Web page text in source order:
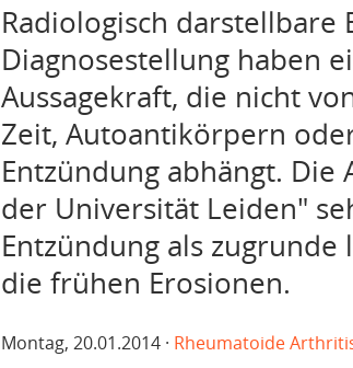
Radiologisch darstellbare
Diagnosestellung haben
Aussagekraft, die nicht
Zeit, Autoantikörpern
Entzündung abhängt. Die
der Universität Leiden"
Entzündung als
die frühen Erosionen.
Montag, 20.01.2014 · Rheumatoide